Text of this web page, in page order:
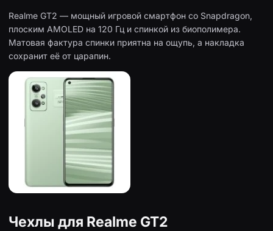
Realme GT2 — мощный игровой смартфон со Snapdragon,
плоским AMOLED на 120 Гц и спинкой из биополимера.
Матовая фактура спинки приятна на ощупь, а накладка
сохранит её от царапин.
Чехлы для Realme GT2